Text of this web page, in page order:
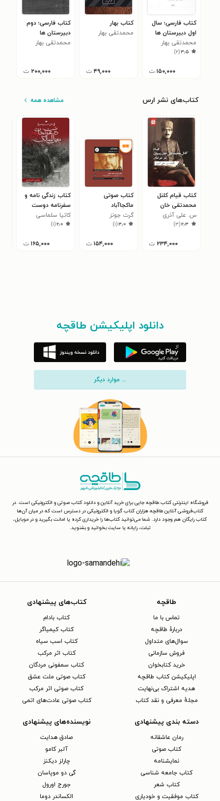
کتاب فارسی؛ سال
اول دبیرستان ها
محمدتقی بهار
۳٫۵(۲)
۱۵۰,۰۰۰ ت
کتاب بهار
محمدتقی بهار
۴۹,۰۰۰ ت
کتاب فارسی؛ دوم
دبیرستان ها
محمدتقی بهار
۲۰۰,۰۰۰ ت
کتاب‌های نشر ارس مشاهده همه
کتاب قیام کلنل
محمدتقی خان
پسیان در خراسان
س. علی آذری
۲٫۳(۳)
۲۳۴,۰۰۰ ت
کتاب صوتی
ماکجاآباد
گرت جونز
۳٫۰(۱)
۱۵۴,۰۰۰ ت
کتاب زندگی نامه و
سفرنامه دوست
محمدخان
معیرالممالک
کاتیا سلماسی
۲٫۰(۱)
۱۶۵,۰۰۰ ت
دانلود اپلیکیشن طاقچه
... موارد دیگر
فروشگاه اینترنتی کتاب طاقچه جایی برای خرید آنلاین و دانلود کتاب صوتی و الکترونیکی است. در
کتاب‌فروشی آنلاین طاقچه هزاران کتاب گویا و الکترونیکی در دسترس است که در میان آن‌ها
کتاب رایگان هم وجود دارد. شما می‌توانید کتاب‌ها را خریداری کرده یا امانت بگیرید و در موبایل،
تبلت، رایانه یا سایت بخوانید و بشنوید.
طاقچه
تماس با ما
دربارهٔ طاقچه
سوال‌های متداول
فروش سازمانی
خرید کتابخوان
اپلیکیشن کتاب طاقچه
هدیه اشتراک بی‌نهایت
مجلهٔ معرفی و نقد کتاب
کتاب‌های پیشنهادی
کتاب بادام
کتاب کیمیاگر
کتاب اسب سیاه
کتاب اثر مرکب
کتاب سمفونی مردگان
کتاب صوتی ملت عشق
کتاب صوتی اثر مرکب
کتاب صوتی عادت‌های اتمی
دسته بندی پیشنهادی
رمان عاشقانه
کتاب‌ صوتی
نمایشنامه
کتاب جامعه شناسی
کتاب شعر
کتاب موفقیت و خودیاری
نویسنده‌های پیشنهادی
صادق هدایت
آلبر کامو
چارلز دیکنز
گی دو موپاسان
جورج اورول
الکساندر دوما